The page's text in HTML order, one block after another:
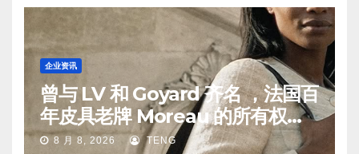
企业资讯
曾与 LV 和 Goyard 齐名 ，法国百
年皮具老牌 Moreau 的所有权易
手8 月 8, 2026 TENG